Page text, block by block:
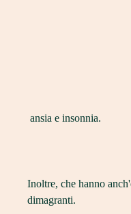
ansia e insonnia.
Inoltre, che hanno
dimagranti.